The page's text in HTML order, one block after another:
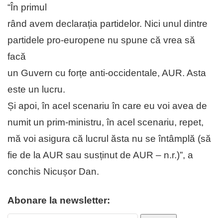
“În primul
rând avem declarația partidelor. Nici unul dintre
partidele pro-europene nu spune că vrea să
facă
un Guvern cu forțe anti-occidentale, AUR. Asta
este un lucru.
Și apoi, în acel scenariu în care eu voi avea de
numit un prim-ministru, în acel scenariu, repet,
mă voi asigura că lucrul ăsta nu se întâmplă (să
fie de la AUR sau susținut de AUR – n.r.)”, a
conchis Nicușor Dan.
Abonare la newsletter: